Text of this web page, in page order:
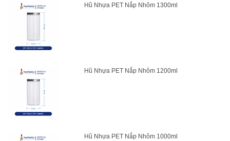
Hũ Nhựa PET Nắp Nhôm 1300ml
Hũ Nhựa PET Nắp Nhôm 1200ml
Hũ Nhựa PET Nắp Nhôm 1000ml